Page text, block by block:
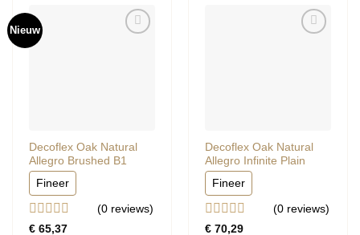
Nieuw
Decoflex Oak Natural
Allegro Brushed B1
Fineer
Gewaardeerd
(0reviews)
€65,37
Decoflex Oak Natural
Allegro Infinite Plain
Fineer
Gewaardeerd
(0reviews)
€70,29